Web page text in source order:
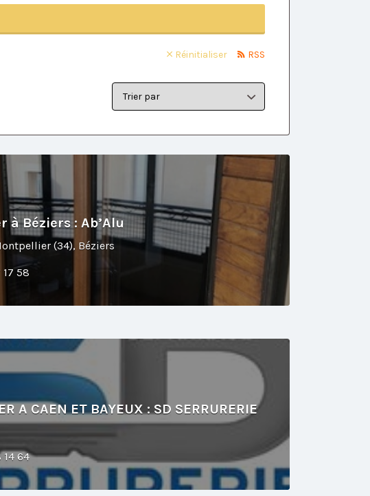
Réinitialiser RSS
par:
à Béziers : Ab’Alu
(34), Béziers
58
A CAEN ET BAYEUX : SD SERRURERIE
64